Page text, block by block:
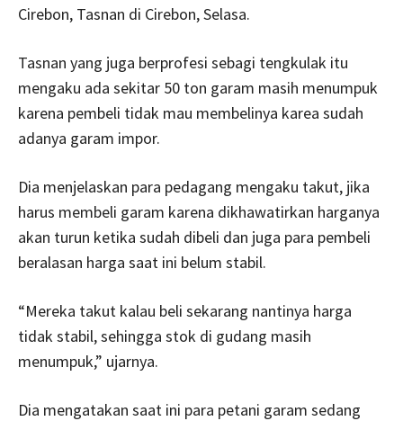
Cirebon, Tasnan di Cirebon, Selasa.
Tasnan yang juga berprofesi sebagi tengkulak itu
mengaku ada sekitar 50 ton garam masih menumpuk
karena pembeli tidak mau membelinya karea sudah
adanya garam impor.
Dia menjelaskan para pedagang mengaku takut, jika
harus membeli garam karena dikhawatirkan harganya
akan turun ketika sudah dibeli dan juga para pembeli
beralasan harga saat ini belum stabil.
“Mereka takut kalau beli sekarang nantinya harga
tidak stabil, sehingga stok di gudang masih
menumpuk,” ujarnya.
Dia mengatakan saat ini para petani garam sedang